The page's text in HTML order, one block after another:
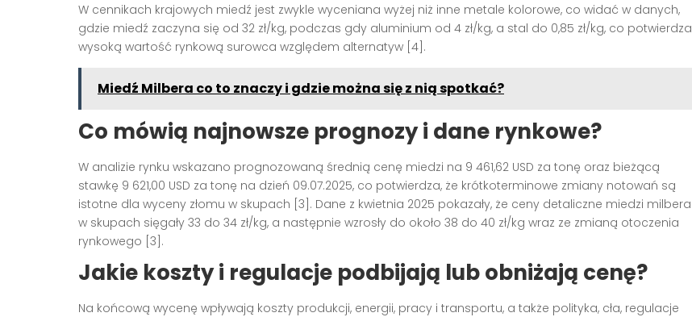
W cennikach krajowych miedź jest zwykle wyceniana wyżej niż inne metale kolorowe, co widać w danych,
gdzie miedź zaczyna się od 32 zł/kg, podczas gdy aluminium od 4 zł/kg, a stal do 0,85 zł/kg, co potwierdza
wysoką wartość rynkową surowca względem alternatyw [4].
Miedź Milbera co to znaczy i gdzie można się z nią spotkać?
Co mówią najnowsze prognozy i dane rynkowe?
W analizie rynku wskazano prognozowaną średnią cenę miedzi na 9 461,62 USD za tonę oraz bieżącą
stawkę 9 621,00 USD za tonę na dzień 09.07.2025, co potwierdza, że krótkoterminowe zmiany notowań są
istotne dla wyceny złomu w skupach [3]. Dane z kwietnia 2025 pokazały, że ceny detaliczne miedzi milbera
w skupach sięgały 33 do 34 zł/kg, a następnie wzrosły do około 38 do 40 zł/kg wraz ze zmianą otoczenia
rynkowego [3].
Jakie koszty i regulacje podbijają lub obniżają cenę?
Na końcową wycenę wpływają koszty produkcji, energii, pracy i transportu, a także polityka, cła, regulacje